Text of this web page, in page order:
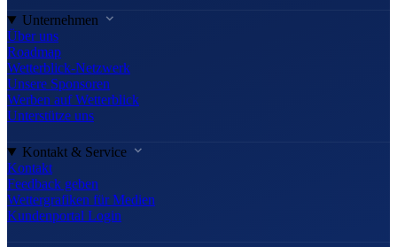
Unternehmen
Über uns
Roadmap
Wetterblick-Netzwerk
Unsere Sponsoren
Werben auf Wetterblick
Unterstütze uns
Kontakt & Service
Kontakt
Feedback geben
Wettergrafiken für Medien
Kundenportal Login